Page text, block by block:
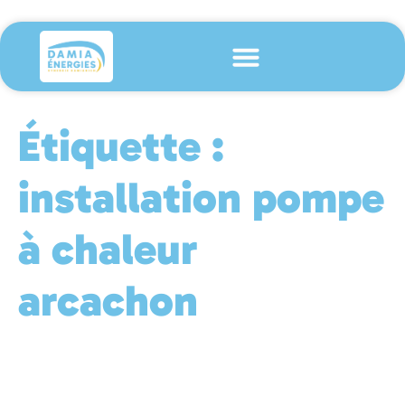
Étiquette :
installation pompe
à chaleur
arcachon